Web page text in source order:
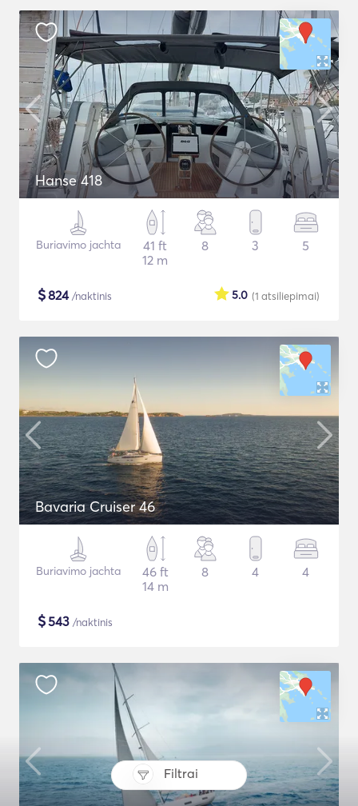
Filtrai
Hanse 418
Buriavimo jachta
41 ft
12 m
8 3 5
$824/naktinis (1 atsiliepimai)
5.0
Bavaria Cruiser 46
Buriavimo jachta
46 ft
14 m
8 4 4
$543 /naktinis